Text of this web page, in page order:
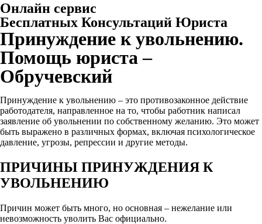
Онлайн сервис
Бесплатных Консультаций Юриста
Принуждение к увольнению.
Помощь юриста –
Обручевский
Принуждение к увольнению – это противозаконное действие
работодателя, направленное на то, чтобы работник написал
заявление об увольнении по собственному желанию. Это может
быть выражено в различных формах, включая психологическое
давление, угрозы, репрессии и другие методы.
ПРИЧИНЫ ПРИНУЖДЕНИЯ К
УВОЛЬНЕНИЮ
Причин может быть много, но основная – нежелание или
невозможность уволить Вас официально.